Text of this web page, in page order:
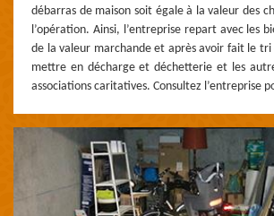
débarras de maison soit égale à la valeur des
l’opération. Ainsi, l’entreprise repart avec les
de la valeur marchande et après avoir fait le tri
mettre en décharge et déchetterie et les
associations caritatives. Consultez l’entreprise